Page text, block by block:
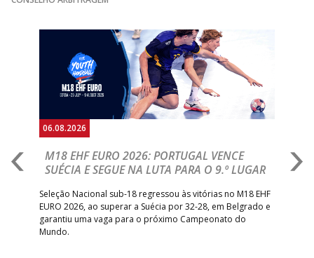
06.08.2026
M18 EHF EURO 2026: PORTUGAL VENCE
SUÉCIA E SEGUE NA LUTA PARA O 9.º LUGAR
Seleção Nacional sub-18 regressou às vitórias no M18 EHF
EURO 2026, ao superar a Suécia por 32-28, em Belgrado e
garantiu uma vaga para o próximo Campeonato do
Mundo.